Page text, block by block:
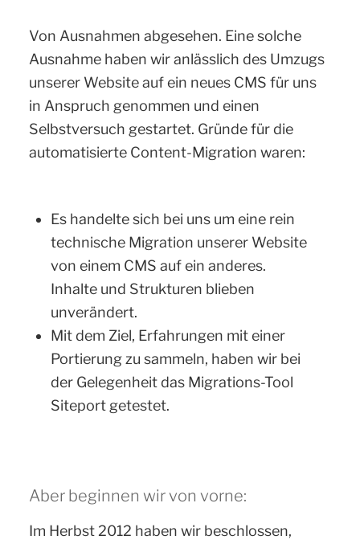
Von Ausnahmen abgesehen. Eine solche
Ausnahme haben wir anlässlich des Umzugs
unserer Website auf ein neues CMS für uns
in Anspruch genommen und einen
Selbstversuch gestartet. Gründe für die
automatisierte Content-Migration waren:
Es handelte sich bei uns um eine rein
technische Migration unserer Website
von einem CMS auf ein anderes.
Inhalte und Strukturen blieben
unverändert.
Mit dem Ziel, Erfahrungen mit einer
Portierung zu sammeln, haben wir bei
der Gelegenheit das Migrations-Tool
Siteport getestet.
Aber beginnen wir von vorne:
Im Herbst 2012 haben wir beschlossen,